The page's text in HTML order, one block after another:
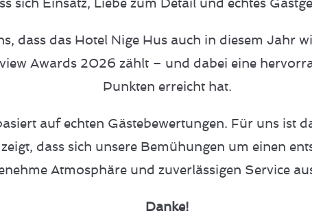
sich Einsatz, Liebe zum Detail und echtes
dass das Hotel Nige Hus auch in diesem Jahr
Awards 2026 zählt – und dabei eine
Punkten erreicht hat.
auf echten Gästebewertungen. Für uns ist
dass sich unsere Bemühungen um einen
Atmosphäre und zuverlässigen Service
Danke!